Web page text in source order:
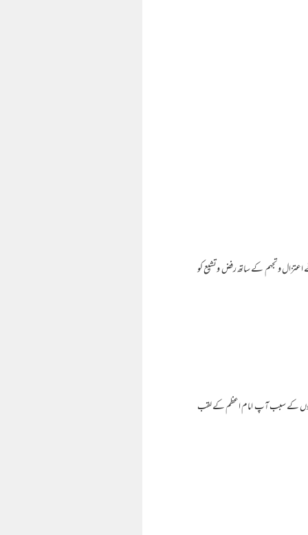
اعتزال وتجہم کے ساتھ رفض وتشیع کو
کے سبب آپ امام اعظم کے لقب